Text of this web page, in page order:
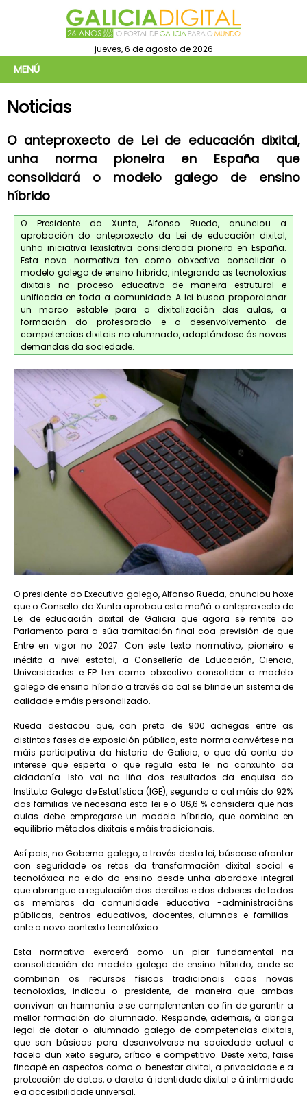
jueves, 6 de agosto de 2026
MENÚ
Noticias
O anteproxecto de Lei de educación dixital,
unha norma pioneira en España que
consolidará o modelo galego de ensino
híbrido
O Presidente da Xunta, Alfonso Rueda, anunciou a
aprobación do anteproxecto da Lei de educación dixital,
unha iniciativa lexislativa considerada pioneira en España.
Esta nova normativa ten como obxectivo consolidar o
modelo galego de ensino híbrido, integrando as tecnoloxías
dixitais no proceso educativo de maneira estrutural e
unificada en toda a comunidade. A lei busca proporcionar
un marco estable para a dixitalización das aulas, a
formación do profesorado e o desenvolvemento de
competencias dixitais no alumnado, adaptándose ás novas
demandas da sociedade.
O presidente do Executivo galego, Alfonso Rueda, anunciou hoxe
que o Consello da Xunta aprobou esta mañá o anteproxecto de
Lei de educación dixital de Galicia que agora se remite ao
Parlamento para a súa tramitación final coa previsión de que
Entre en vigor no 2027. Con este texto normativo, pioneiro e
inédito a nivel estatal, a Consellería de Educación, Ciencia,
Universidades e FP ten como obxectivo consolidar o modelo
galego de ensino híbrido a través do cal se blinde un sistema de
calidade e máis personalizado.
Rueda destacou que, con preto de 900 achegas entre as
distintas fases de exposición pública, esta norma convértese na
máis participativa da historia de Galicia, o que dá conta do
interese que esperta o que regula esta lei no conxunto da
cidadanía. Isto vai na liña dos resultados da enquisa do
Instituto Galego de Estatística (IGE), segundo a cal máis do 92%
das familias ve necesaria esta lei e o 86,6 % considera que nas
aulas debe empregarse un modelo híbrido, que combine en
equilibrio métodos dixitais e máis tradicionais.
Así pois, no Goberno galego, a través desta lei, búscase afrontar
con seguridade os retos da transformación dixital social e
tecnolóxica no eido do ensino desde unha abordaxe integral
que abrangue a regulación dos dereitos e dos deberes de todos
os membros da comunidade educativa -administracións
públicas, centros educativos, docentes, alumnos e familias-
ante o novo contexto tecnolóxico.
Esta normativa exercerá como un piar fundamental na
consolidación do modelo galego de ensino híbrido, onde se
combinan os recursos físicos tradicionais coas novas
tecnoloxías, indicou o presidente, de maneira que ambas
convivan en harmonía e se complementen co fin de garantir a
mellor formación do alumnado. Responde, ademais, á obriga
legal de dotar o alumnado galego de competencias dixitais,
que son básicas para desenvolverse na sociedade actual e
facelo dun xeito seguro, crítico e competitivo. Deste xeito, faise
fincapé en aspectos como o benestar dixital, a privacidade e a
protección de datos, o dereito á identidade dixital e á intimidade
e a accesibilidade universal.